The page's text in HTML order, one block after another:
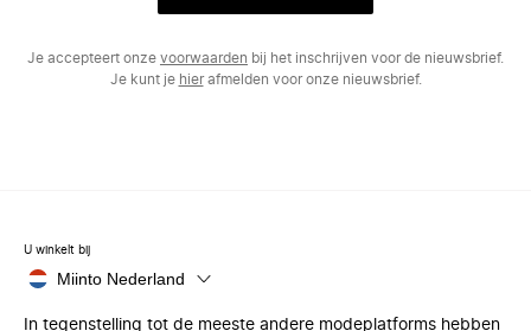
Je accepteert onze voorwaarden bij het inschrijven voor de nieuwsbrief.
Je kunt je hierafmelden voor onze nieuwsbrief.
U winkelt bij
Miinto Nederland
In tegenstelling tot de meeste andere modeplatforms hebben